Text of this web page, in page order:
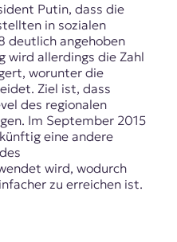
Putin, dass die
in sozialen
deutlich angehoben
wird allerdings die Zahl
worunter die
Ziel ist, dass
des regionalen
Im September 2015
eine andere
wird, wodurch
zu erreichen ist.